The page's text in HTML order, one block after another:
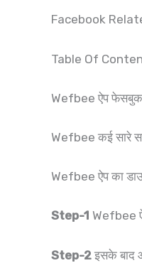
Facebook
Table Of
Wefbee ऐप फेसबुक
Wefbee कई सारे
Wefbee ऐप का
Step-1 Wefbee
Step-2 इसके बाद